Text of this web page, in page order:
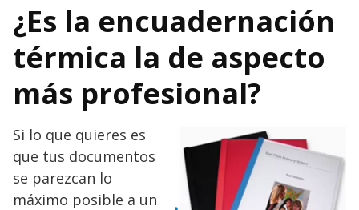
¿Es la encuadernación
térmica la de aspecto
más profesional?
Si lo que quieres es
que tus documentos
se parezcan lo
máximo posible a un